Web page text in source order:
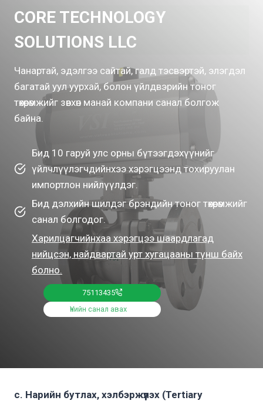
CORE TECHNOLOGY
SOLUTIONS LLC
Чанартай, эдэлгээ сайтай, галд тэсвэртэй, элэгдэл
багатай уул уурхай, болон үйлдвэрийн тоног
төхөөрөмжийг зөвхөн манай компани санал болгож
байна.
Бид 10 гаруй улс орны бүтээгдэхүүнийг
үйлчлүүлэгчдийнхээ хэрэгцээнд тохируулан
импортлон нийлүүлдэг.
Бид дэлхийн шилдэг брэндийн тоног төхөөрөмжийг
санал болгодог.
Харилцагчийнхаа хэрэгцээ шаардлагад
нийцсэн, найдвартай урт хугацааны түнш байх
болно.
75113435
Үнийн санал авах
c. Нарийн бутлах, хэлбэржүүлэх (Tertiary